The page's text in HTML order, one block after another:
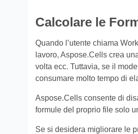
Calcolare le
Quando l’utente chiama
lavoro, Aspose.Cells crea
volta ecc. Tuttavia, se il
consumare molto tempo di
Aspose.Cells consente di
formule del proprio file solo
Se si desidera migliorare le